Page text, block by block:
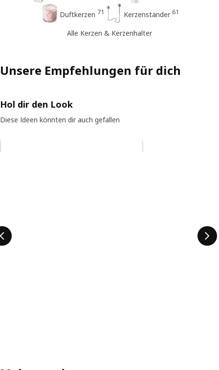
Duftkerzen 71 Kerzenständer 61
Alle Kerzen & Kerzenhalter
Unsere Empfehlungen für dich
Hol dir den Look
Diese Ideen könnten dir auch gefallen